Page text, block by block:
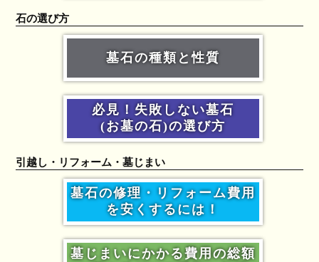
石の選び方
墓石の種類と性質
必見！失敗しない墓石
(お墓の石)の選び方
引越し・リフォーム・墓じまい
墓石の修理・リフォーム費用
を安くするには！
墓じまいにかかる費用の総額